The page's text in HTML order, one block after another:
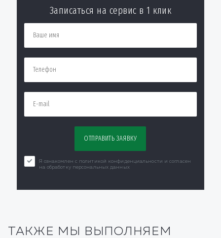
Записаться на сервис в 1 клик
Я ознакомлен с политикой конфиденциальности и согласен
на обработку персональных данных
ТАКЖЕ МЫ ВЫПОЛНЯЕМ